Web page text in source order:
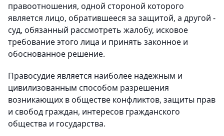
правоотношения, одной стороной которого
является лицо, обратившееся за защитой, а другой -
суд, обязанный рассмотреть жалобу, исковое
требование этого лица и принять законное и
обоснованное решение.
Правосудие является наиболее надежным и
цивилизованным способом разрешения
возникающих в обществе конфликтов, защиты прав
и свобод граждан, интересов гражданского
общества и государства.